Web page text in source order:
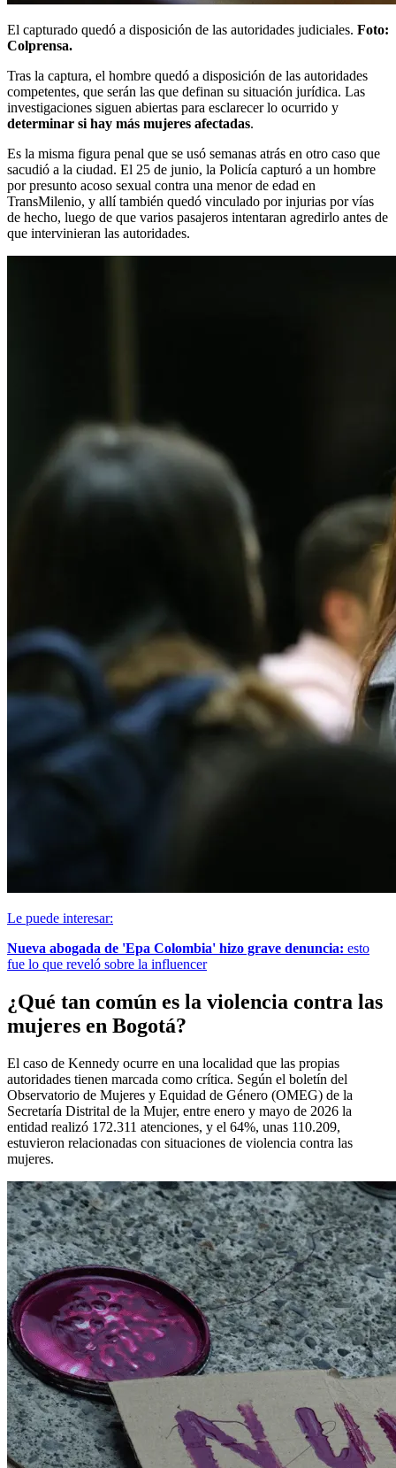
El capturado quedó a disposición de las autoridades judiciales. Foto:
Colprensa.
Tras la captura, el hombre quedó a disposición de las autoridades
competentes, que serán las que definan su situación jurídica. Las
investigaciones siguen abiertas para esclarecer lo ocurrido y
determinar si hay más mujeres afectadas.
Es la misma figura penal que se usó semanas atrás en otro caso que
sacudió a la ciudad. El 25 de junio, la Policía capturó a un hombre
por presunto acoso sexual contra una menor de edad en
TransMilenio, y allí también quedó vinculado por injurias por vías
de hecho, luego de que varios pasajeros intentaran agredirlo antes de
que intervinieran las autoridades.
Le puede interesar:
Nueva abogada de 'Epa Colombia' hizo grave denuncia: esto
fue lo que reveló sobre la influencer
¿Qué tan común es la violencia contra las
mujeres en Bogotá?
El caso de Kennedy ocurre en una localidad que las propias
autoridades tienen marcada como crítica. Según el boletín del
Observatorio de Mujeres y Equidad de Género (OMEG) de la
Secretaría Distrital de la Mujer, entre enero y mayo de 2026 la
entidad realizó 172.311 atenciones, y el 64%, unas 110.209,
estuvieron relacionadas con situaciones de violencia contra las
mujeres.